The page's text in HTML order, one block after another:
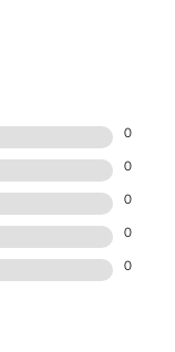
0
0
0
0
0